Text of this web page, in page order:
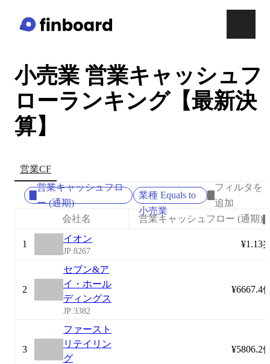
小売業 営業キャッシュフ
ローランキング【最新決
算】
営業CF
営業キャッシュフロ
ー (通期)
業種 Equals to
小売業
フィルタを
追加
会社名
営業キャッシュフロー (通期)
1
イオン
JP:8267
¥1.13
2
セブン&ア
イ・ホール
ディングス
JP:3382
¥6667.4
3
ファースト
リテイリン
グ
¥5806.2